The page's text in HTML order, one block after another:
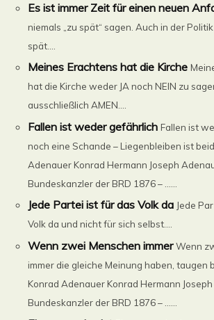
Es ist immer Zeit für einen neuen
niemals „zu spät“ sagen. Auch in der
spät....
Meines Erachtens hat die Kirche
hat die Kirche weder JA noch NEIN zu
ausschließlich AMEN....
Fallen ist weder gefährlich Fallen ist
noch eine Schande – Liegenbleiben ist
Adenauer Konrad Hermann Joseph
Bundeskanzler der BRD 1876 – ......
Jede Partei ist für das Volk da Jede
Volk da und nicht für sich selbst....
Wenn zwei Menschen immer Wenn
immer die gleiche Meinung haben, taugen
Konrad Adenauer Konrad Hermann Joseph
Bundeskanzler der BRD 1876 – ......